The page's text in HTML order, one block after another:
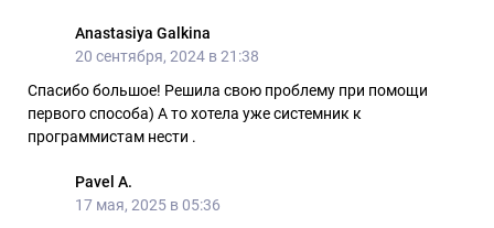
Anastasiya Galkina
20 сентября, 2024 в 21:38
Спасибо большое! Решила свою проблему при помощи
первого способа) А то хотела уже системник к
программистам нести .
Pavel A.
17 мая, 2025 в 05:36